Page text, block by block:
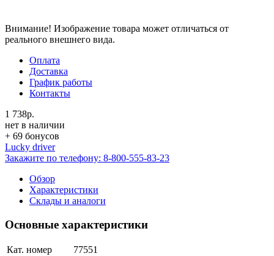
Внимание! Изображение товара может отличаться от
реального внешнего вида.
Оплата
Доставка
График работы
Контакты
1 738р.
нет в наличии
+ 69 бонусов
Lucky driver
Закажите по телефону: 8-800-555-83-23
Обзор
Характеристики
Склады и аналоги
Основные характеристики
Кат. номер
77551